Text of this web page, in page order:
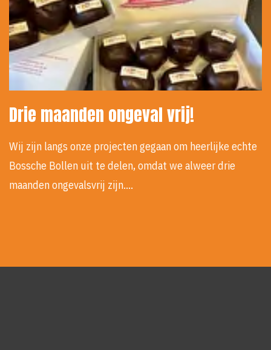
Drie maanden ongeval vrij!
Wij zijn langs onze projecten gegaan om heerlijke echte
Bossche Bollen uit te delen, omdat we alweer drie
maanden ongevalsvrij zijn.…